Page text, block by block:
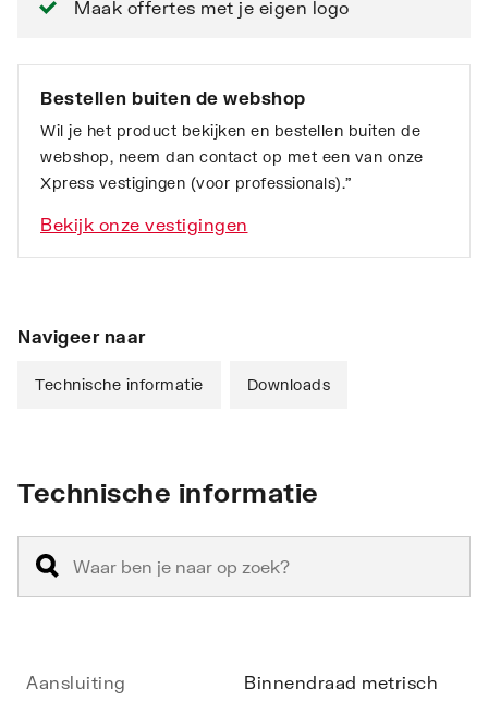
Maak offertes met je eigen logo
Bestellen buiten de webshop
Wil je het product bekijken en bestellen buiten de
webshop, neem dan contact op met een van onze
Xpress vestigingen (voor professionals).”
Bekijk onze vestigingen
Navigeer naar
Technische informatie Downloads
Technische informatie
Aansluiting Binnendraad metrisch